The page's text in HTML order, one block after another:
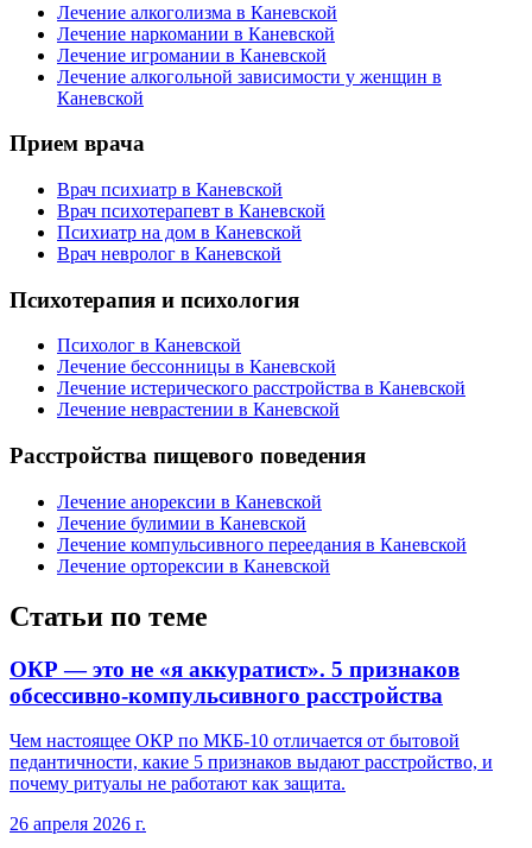
Лечение алкоголизма в Каневской
Лечение наркомании в Каневской
Лечение игромании в Каневской
Лечение алкогольной зависимости у женщин в
Каневской
Прием врача
Врач психиатр в Каневской
Врач психотерапевт в Каневской
Психиатр на дом в Каневской
Врач невролог в Каневской
Психотерапия и психология
Психолог в Каневской
Лечение бессонницы в Каневской
Лечение истерического расстройства в Каневской
Лечение неврастении в Каневской
Расстройства пищевого поведения
Лечение анорексии в Каневской
Лечение булимии в Каневской
Лечение компульсивного переедания в Каневской
Лечение орторексии в Каневской
Статьи по теме
ОКР — это не «я аккуратист». 5 признаков
обсессивно-компульсивного расстройства
Чем настоящее ОКР по МКБ-10 отличается от бытовой
педантичности, какие 5 признаков выдают расстройство, и
почему ритуалы не работают как защита.
26 апреля 2026 г.